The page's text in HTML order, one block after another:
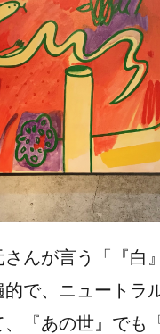
んが言う「『白
で、ニュートラ
『あの世』でも